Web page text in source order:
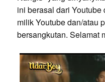
ini berasal dari
milik Youtube dan/atau
bersangkutan. Selamat